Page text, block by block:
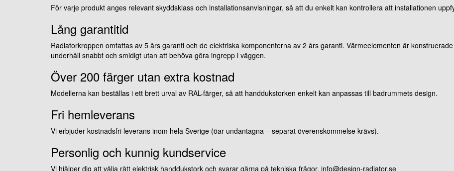
För varje produkt anges relevant skyddsklass och installationsanvisningar, så att du enkelt kan kontrollera att installationen
Lång garantitid
Radiatorkroppen omfattas av 5 års garanti och de elektriska komponenterna av 2 års garanti. Värmeelementen är
underhåll snabbt och smidigt utan att behöva göra ingrepp i väggen.
Över 200 färger utan extra kostnad
Modellerna kan beställas i ett brett urval av RAL-färger, så att handdukstorken enkelt kan anpassas till badrummets design.
Fri hemleverans
Vi erbjuder kostnadsfri leverans inom hela Sverige (öar undantagna – separat överenskommelse krävs).
Personlig och kunnig kundservice
Vi hjälper dig att välja rätt elektrisk handdukstork och svarar gärna på tekniska frågor. info@design-radiator.se